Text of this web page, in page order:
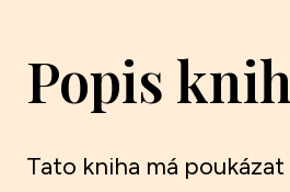
Popis
Tato kniha má